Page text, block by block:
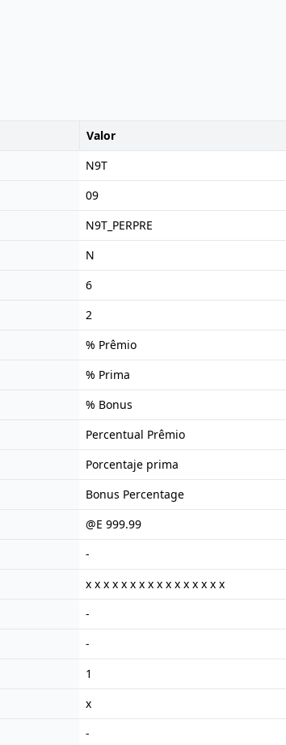
Valor
N9T
09
N9T_PERPRE
N
6
2
% Prêmio
% Prima
% Bonus
Percentual Prêmio
Porcentaje prima
Bonus Percentage
@E 999.99
-
x x x x x x x x x x x x x x x x
-
-
1
x
-